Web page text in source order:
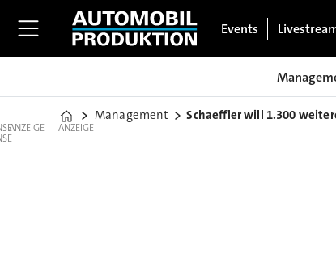
Events
Home
Management Schaeffler will 1.300
ANZEIGE ANZEIGE